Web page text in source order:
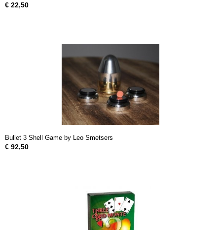
€ 22,50
Bullet 3 Shell Game by Leo Smetsers
€ 92,50